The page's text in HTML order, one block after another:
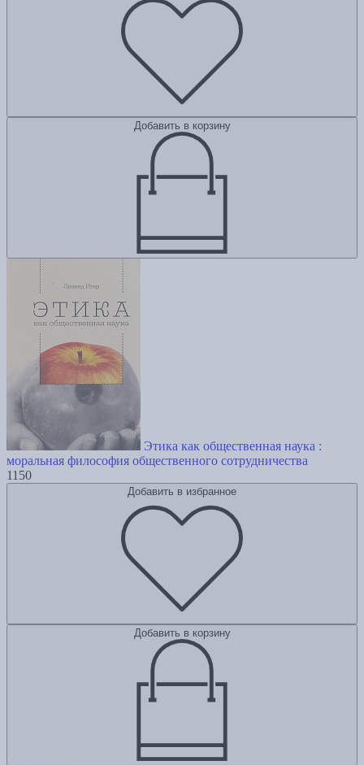
Добавить в корзину
Этика как общественная наука :
моральная философия общественного сотрудничества
1150
Добавить в избранное
Добавить в корзину